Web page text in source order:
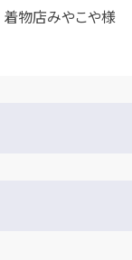
物店みやこや様